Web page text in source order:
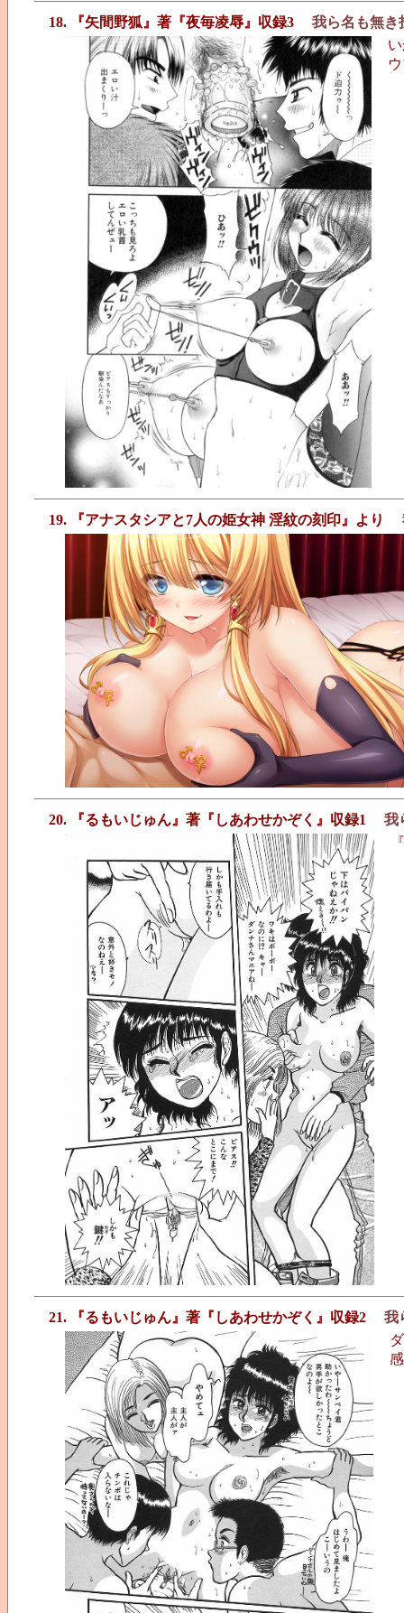
18. 『矢間野狐』著『夜毎凌辱』収録3
我ら名も無き
19. 『アナスタシアと7人の姫女神 淫紋の刻印』より
20. 『るもいじゅん』著『しあわせかぞく』収録1
我
21. 『るもいじゅん』著『しあわせかぞく』収録2
我